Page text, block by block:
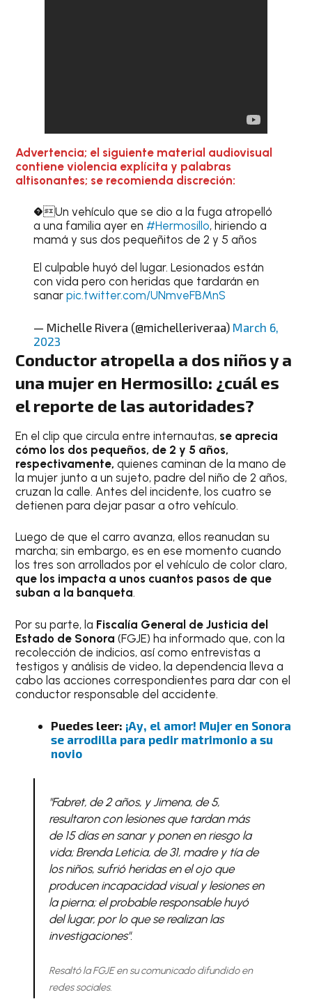
Advertencia; el siguiente material audiovisual
contiene violencia explícita y palabras
altisonantes; se recomienda discreción:
�Un vehículo que se dio a la fuga atropelló
a una familia ayer en #Hermosillo, hiriendo a
mamá y sus dos pequeñitos de 2 y 5 años
El culpable huyó del lugar. Lesionados están
con vida pero con heridas que tardarán en
sanar pic.twitter.com/UNmveFBMnS
— Michelle Rivera (@michelleriveraa) March 6,
2023
Conductor atropella a dos niños y a
una mujer en Hermosillo: ¿cuál es
el reporte de las autoridades?
En el clip que circula entre internautas, se aprecia
cómo los dos pequeños, de 2 y 5 años,
respectivamente, quienes caminan de la mano de
la mujer junto a un sujeto, padre del niño de 2 años,
cruzan la calle. Antes del incidente, los cuatro se
detienen para dejar pasar a otro vehículo.
Luego de que el carro avanza, ellos reanudan su
marcha; sin embargo, es en ese momento cuando
los tres son arrollados por el vehículo de color claro,
que los impacta a unos cuantos pasos de que
suban a la banqueta.
Por su parte, la Fiscalía General de Justicia del
Estado de Sonora (FGJE) ha informado que, con la
recolección de indicios, así como entrevistas a
testigos y análisis de video, la dependencia lleva a
cabo las acciones correspondientes para dar con el
conductor responsable del accidente.
Puedes leer: ¡Ay, el amor! Mujer en Sonora
se arrodilla para pedir matrimonio a su
novio
"Fabret, de 2 años, y Jimena, de 5,
resultaron con lesiones que tardan más
de 15 días en sanar y ponen en riesgo la
vida; Brenda Leticia, de 31, madre y tía de
los niños, sufrió heridas en el ojo que
producen incapacidad visual y lesiones en
la pierna; el probable responsable huyó
del lugar, por lo que se realizan las
investigaciones".
Resaltó la FGJE en su comunicado difundido en
redes sociales.